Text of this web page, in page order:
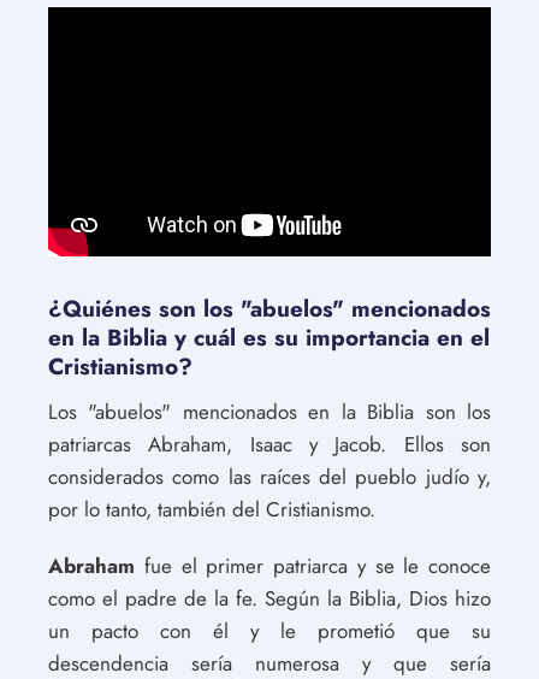
¿Quiénes son los "abuelos" mencionados
en la Biblia y cuál es su importancia en el
Cristianismo?
Los "abuelos" mencionados en la Biblia son los
patriarcas Abraham, Isaac y Jacob. Ellos son
considerados como las raíces del pueblo judío y,
por lo tanto, también del Cristianismo.
Abraham fue el primer patriarca y se le conoce
como el padre de la fe. Según la Biblia, Dios hizo
un pacto con él y le prometió que su
descendencia sería numerosa y que sería